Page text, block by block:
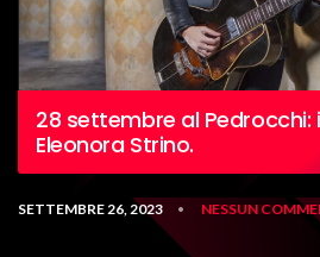
28 settembre al Pedrocchi:
Eleonora Strino.
SETTEMBRE 26, 2023 • NESSUN